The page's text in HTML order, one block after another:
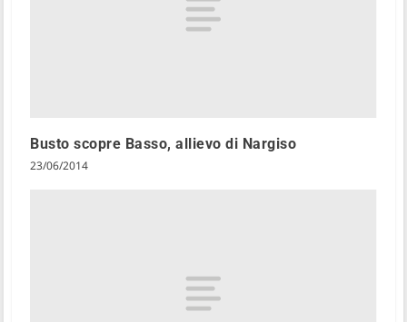
Busto scopre Basso, allievo di Nargiso
23/06/2014